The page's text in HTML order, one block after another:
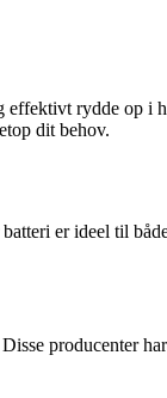
rydde op i
dit behov.
er ideel til
producenter